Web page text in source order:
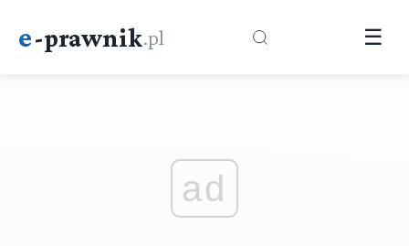
e-prawnik.pl ☰
ad